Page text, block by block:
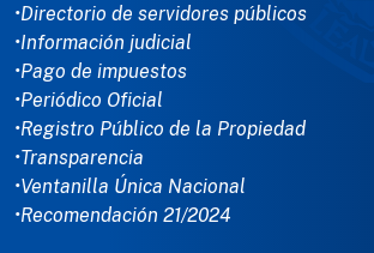
•Directorio de servidores públicos
•Información judicial
•Pago de impuestos
•Periódico Oficial
•Registro Público de la Propiedad
•Transparencia
•Ventanilla Única Nacional
•Recomendación 21/2024